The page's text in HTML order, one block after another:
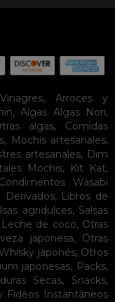
, Arroces y
, Algas Algas Nori,
algas, Comidas
, Mochis artesanales,
artesanales, Dim
Mochis, Kit Kat,
Wasabi
Derivados, Libros de
agridulces, Salsas
Leche de coco, Otras
japonesa, Otras
japonés, Otros
japonesas, Packs,
Secas, Snacks,
Fideos Instantáneos